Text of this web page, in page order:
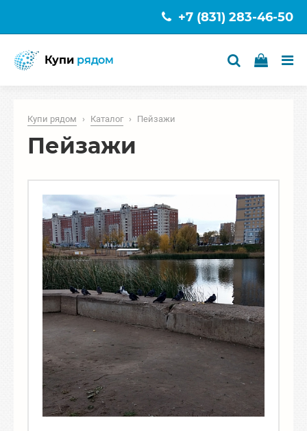
+7 (831) 283-46-50
Купи рядом
Купи рядом › Каталог › Пейзажи
Пейзажи